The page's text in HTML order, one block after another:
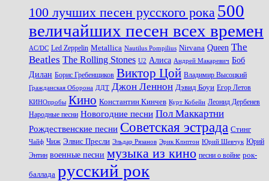
100 лучших песен русского рока 500
величайших песен всех времен
AC/DC Led Zeppelin Metallica Nautilus Pompilius Nirvana Queen The
Beatles The Rolling Stones U2 Алиса Андрей Макаревич Боб
Дилан Борис Гребенщиков Виктор Цой Владимир Высоцкий
Гражданская Оборона ДДТ Джон Леннон Дэвид Боуи Егор Летов
КИНОпробы Кино Константин Кинчев Курт Кобейн Леонид Дербенев
Народные песни Новогодние песни Пол Маккартни
Рождественские песни Советская эстрада Стинг
Чайф Чиж Элвис Пресли Эльдар Рязанов Эрик Клэптон Юрий Шевчук Юрий
Энтин военные песни музыка из кино песни о войне рок-
баллада русский рок